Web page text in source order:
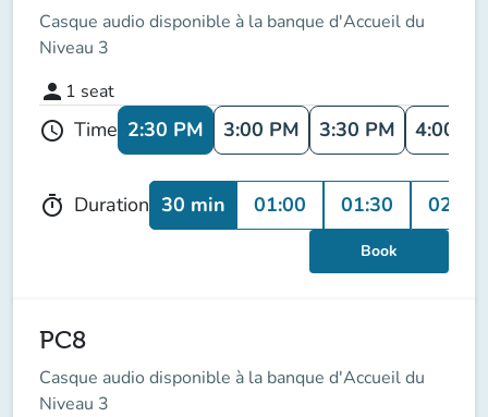
Casque audio disponible à la banque d'Accueil du
Niveau 3
person 1 seat
schedule Time 2:30 PM 3:00 PM 3:30 PM 4:00
timer Duration 30 min 01:00 01:30 02:00
Book
PC8
Casque audio disponible à la banque d'Accueil du
Niveau 3